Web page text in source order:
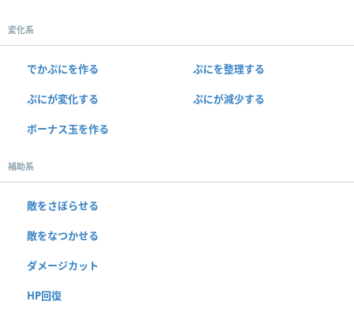
変化系
でかぷにを作る ぷにを整理する
ぷにが変化する ぷにが減少する
ボーナス玉を作る
補助系
敵をさぼらせる
敵をなつかせる
ダメージカット
HP回復